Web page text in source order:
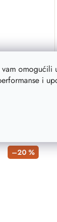
i
42 kom
CART
–20 %